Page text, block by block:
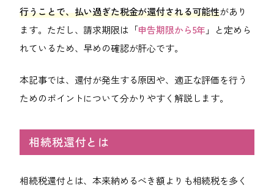
メールでのお問い合わせ
行うことで、払い過ぎた税金が還付される可能性があり
ます。ただし、請求期限は「申告期限から5年 」と定めら
れているため、早めの確認が肝心です。
本記事では、還付が発生する原因や、適正な評価を行う
ためのポイントについて分かりやすく解説します。
相続税還付とは
相続税還付とは、本来納めるべき額よりも相続税を多く